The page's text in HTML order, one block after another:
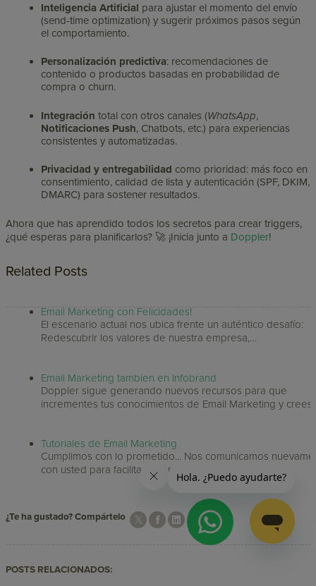
Inteligencia Artificial para ajustar el momento del envío
(send-time optimization) y sugerir próximos pasos según
el comportamiento.
Personalización predictiva: recomendaciones de
contenido o productos basadas en probabilidad de
compra o churn.
Integración total con otros canales (WhatsApp,
Notificaciones Push, Chatbots, etc.) para experiencias
consistentes y automatizadas.
Privacidad y entregabilidad como prioridad: más foco en
consentimiento, calidad de lista y autenticación (SPF, DKIM,
DMARC) para sostener resultados.
Ahora que has aprendido todos los secretos para crear triggers,
¿qué esperas para planificarlos? 🚀 ¡Inicia junto a Doppler!
Related Posts
Email Marketing con Felicidades!
El escenario actual nos ubica frente un auténtico desafío:
Redescubrir los valores de nuestra empresa,…
Email Marketing tambien en Infobrand
Doppler sigue generando nuevos recursos para que
incrementes tus conocimientos de Email Marketing y
Tutoriales de Email Marketing
Cumplimos con lo prometido... Nos comunicamos
con usted para facilitarle el material desarrollado en…
¿Te ha gustado? Compártelo
POSTS RELACIONADOS: